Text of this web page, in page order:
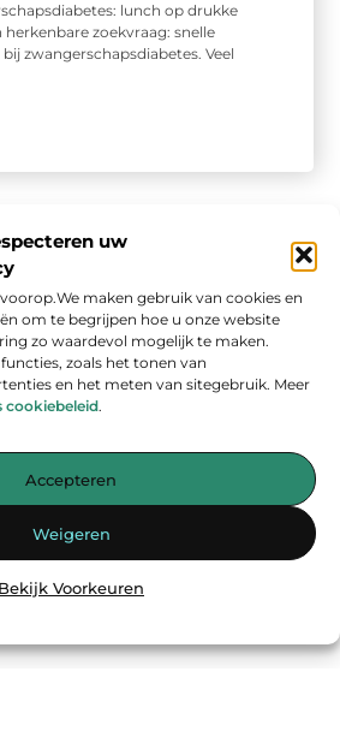
uw
maken gebruik van cookies en
om te begrijpen hoe u onze website
zo waardevol mogelijk te maken.
zoals het tonen van
en het meten van sitegebruik. Meer
cookiebeleid.
Accepteren
Weigeren
Bekijk Voorkeuren
lunch op drukke
herkenbare zoekvraag: snelle
zwangerschapsdiabetes. Veel
blogs en waardevolle inzichten
verhelderende verhalen, praktische tips
nog met ontdekken op